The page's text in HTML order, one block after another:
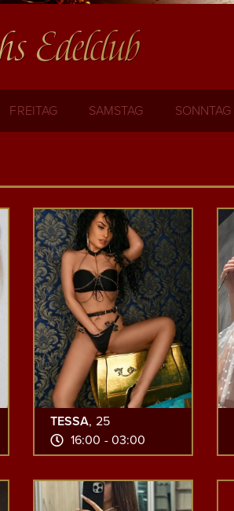
Edelclub
FREITAG SAMSTAG SONNTAG
TESSA, 25
16:00 - 03:00